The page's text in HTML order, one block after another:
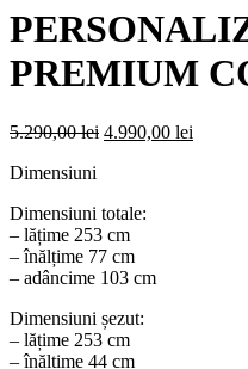
PREMIUM
5.290,00lei 4.990,00 lei
Dimensiuni
Dimensiuni totale:
– lățime 253 cm
– înălțime 77 cm
– adâncime 103 cm
Dimensiuni șezut:
– lățime 253 cm
– înălțime 44 cm